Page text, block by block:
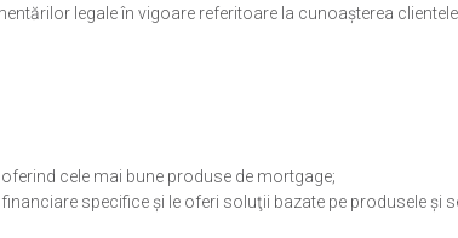
legale în vigoare referitoare la cunoașterea
cele mai bune produse de mortgage;
specifice și le oferi soluţii bazate pe produsele și